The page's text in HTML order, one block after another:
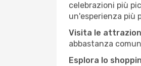
celebrazioni più
un'esperienza più
Visita le
abbastanza
Esplora lo